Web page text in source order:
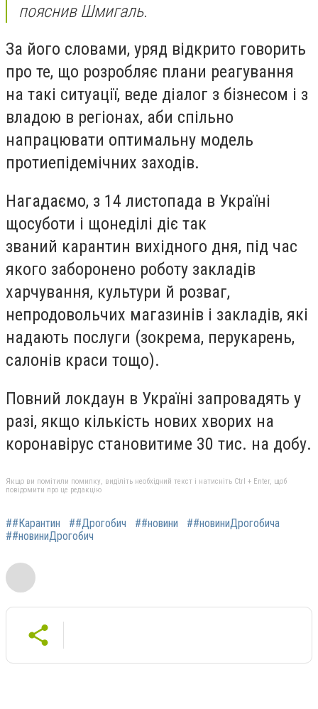
пояснив Шмигаль.
За його словами, уряд відкрито говорить
про те, що розробляє плани реагування
на такі ситуації, веде діалог з бізнесом і з
владою в регіонах, аби спільно
напрацювати оптимальну модель
протиепідемічних заходів.
Нагадаємо, з 14 листопада в Україні
щосуботи і щонеділі діє так
званий карантин вихідного дня, під час
якого заборонено роботу закладів
харчування, культури й розваг,
непродовольчих магазинів і закладів, які
надають послуги (зокрема, перукарень,
салонів краси тощо).
Повний локдаун в Україні запровадять у
разі, якщо кількість нових хворих на
коронавірус становитиме 30 тис. на добу.
Якщо ви помітили помилку, виділіть необхідний текст і натисніть Ctrl + Enter, щоб
повідомити про це редакцію
##Карантин ##Дрогобич ##новини
##новиниДрогобича
##новиниДрогобич